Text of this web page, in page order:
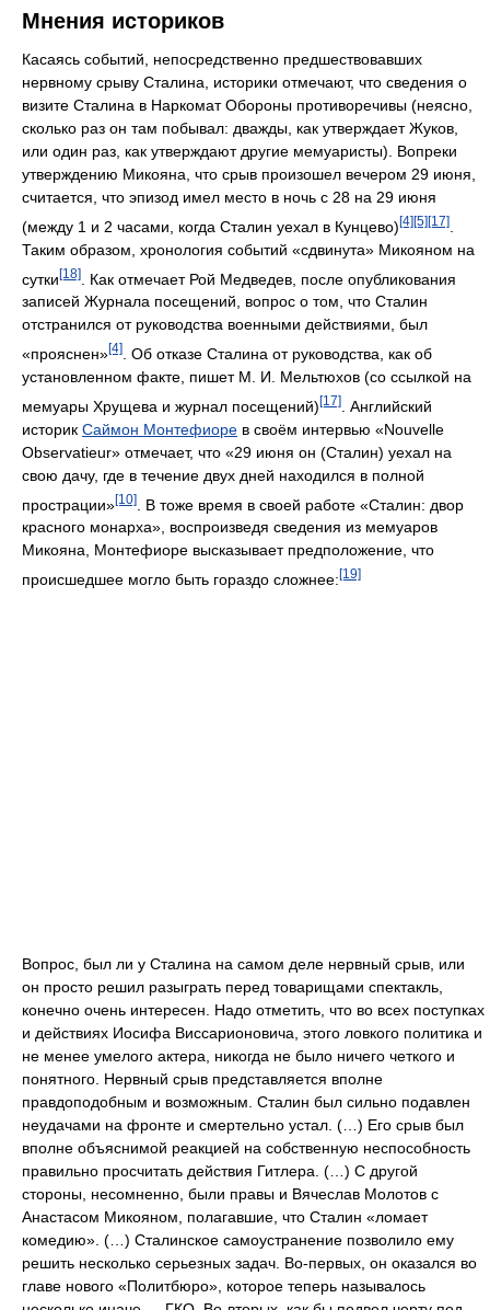
Мнения историков
Касаясь событий, непосредственно предшествовавших
нервному срыву Сталина, историки отмечают, что сведения о
визите Сталина в Наркомат Обороны противоречивы (неясно,
сколько раз он там побывал: дважды, как утверждает Жуков,
или один раз, как утверждают другие мемуаристы). Вопреки
утверждению Микояна, что срыв произошел вечером 29 июня,
считается, что эпизод имел место в ночь с 28 на 29 июня
(между 1 и 2 часами, когда Сталин уехал в Кунцево)[4][5][17]
Таким образом, хронология событий «сдвинута» Микояном на
сутки[18]
. Как отмечает Рой Медведев, после опубликования
записей Журнала посещений, вопрос о том, что Сталин
отстранился от руководства военными действиями, был
«прояснен»[4]
. Об отказе Сталина от руководства, как об
установленном факте, пишет М. И. Мельтюхов (со ссылкой на
мемуары Хрущева и журнал посещений)[17]
. Английский
историк Саймон Монтефиоре в своём интервью «Nouvelle
Observatieur» отмечает, что «29 июня он (Сталин) уехал на
свою дачу, где в течение двух дней находился в полной
прострации»[10]
. В тоже время в своей работе «Сталин: двор
красного монарха», воспроизведя сведения из мемуаров
Микояна, Монтефиоре высказывает предположение, что
происшедшее могло быть гораздо сложнее: [19]
Вопрос, был ли у Сталина на самом деле нервный срыв, или
он просто решил разыграть перед товарищами спектакль,
конечно очень интересен. Надо отметить, что во всех поступках
и действиях Иосифа Виссарионовича, этого ловкого политика и
не менее умелого актера, никогда не было ничего четкого и
понятного. Нервный срыв представляется вполне
правдоподобным и возможным. Сталин был сильно подавлен
неудачами на фронте и смертельно устал. (…) Его срыв был
вполне объяснимой реакцией на собственную неспособность
правильно просчитать действия Гитлера. (…) С другой
стороны, несомненно, были правы и Вячеслав Молотов с
Анастасом Микояном, полагавшие, что Сталин «ломает
комедию». (…) Сталинское самоустранение позволило ему
решить несколько серьезных задач. Во-первых, он оказался во
главе нового «Политбюро», которое теперь называлось